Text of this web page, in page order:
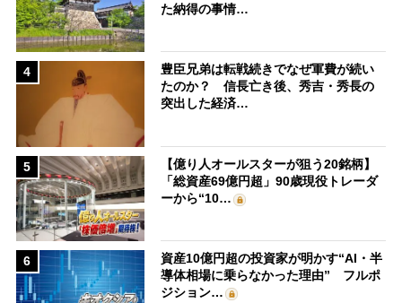
た納得の事情…
4
豊臣兄弟は転戦続きでなぜ軍費が続い
たのか？ 信長亡き後、秀吉・秀長の
突出した経済…
5
【億り人オールスターが狙う20銘柄】
「総資産69億円超」90歳現役トレーダ
ーから“10…
6
資産10億円超の投資家が明かす“AI・半
導体相場に乗らなかった理由” フルポ
ジション…